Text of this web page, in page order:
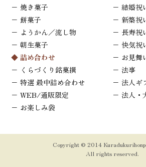
− 焼き菓子
−餅菓子
− ようかん／流し物
−朝生菓子
◆ 詰め合わせ
− くらづくり銘菓撰
−特選 最中詰め合わせ
−WEB/通販限定
− お楽しみ袋
− 結婚祝
− 新築祝
− 長寿祝
− 快気祝
− お見舞
− 法事
− 法人ギ
− 法人・
Copyright © 2014
All rights reserved.